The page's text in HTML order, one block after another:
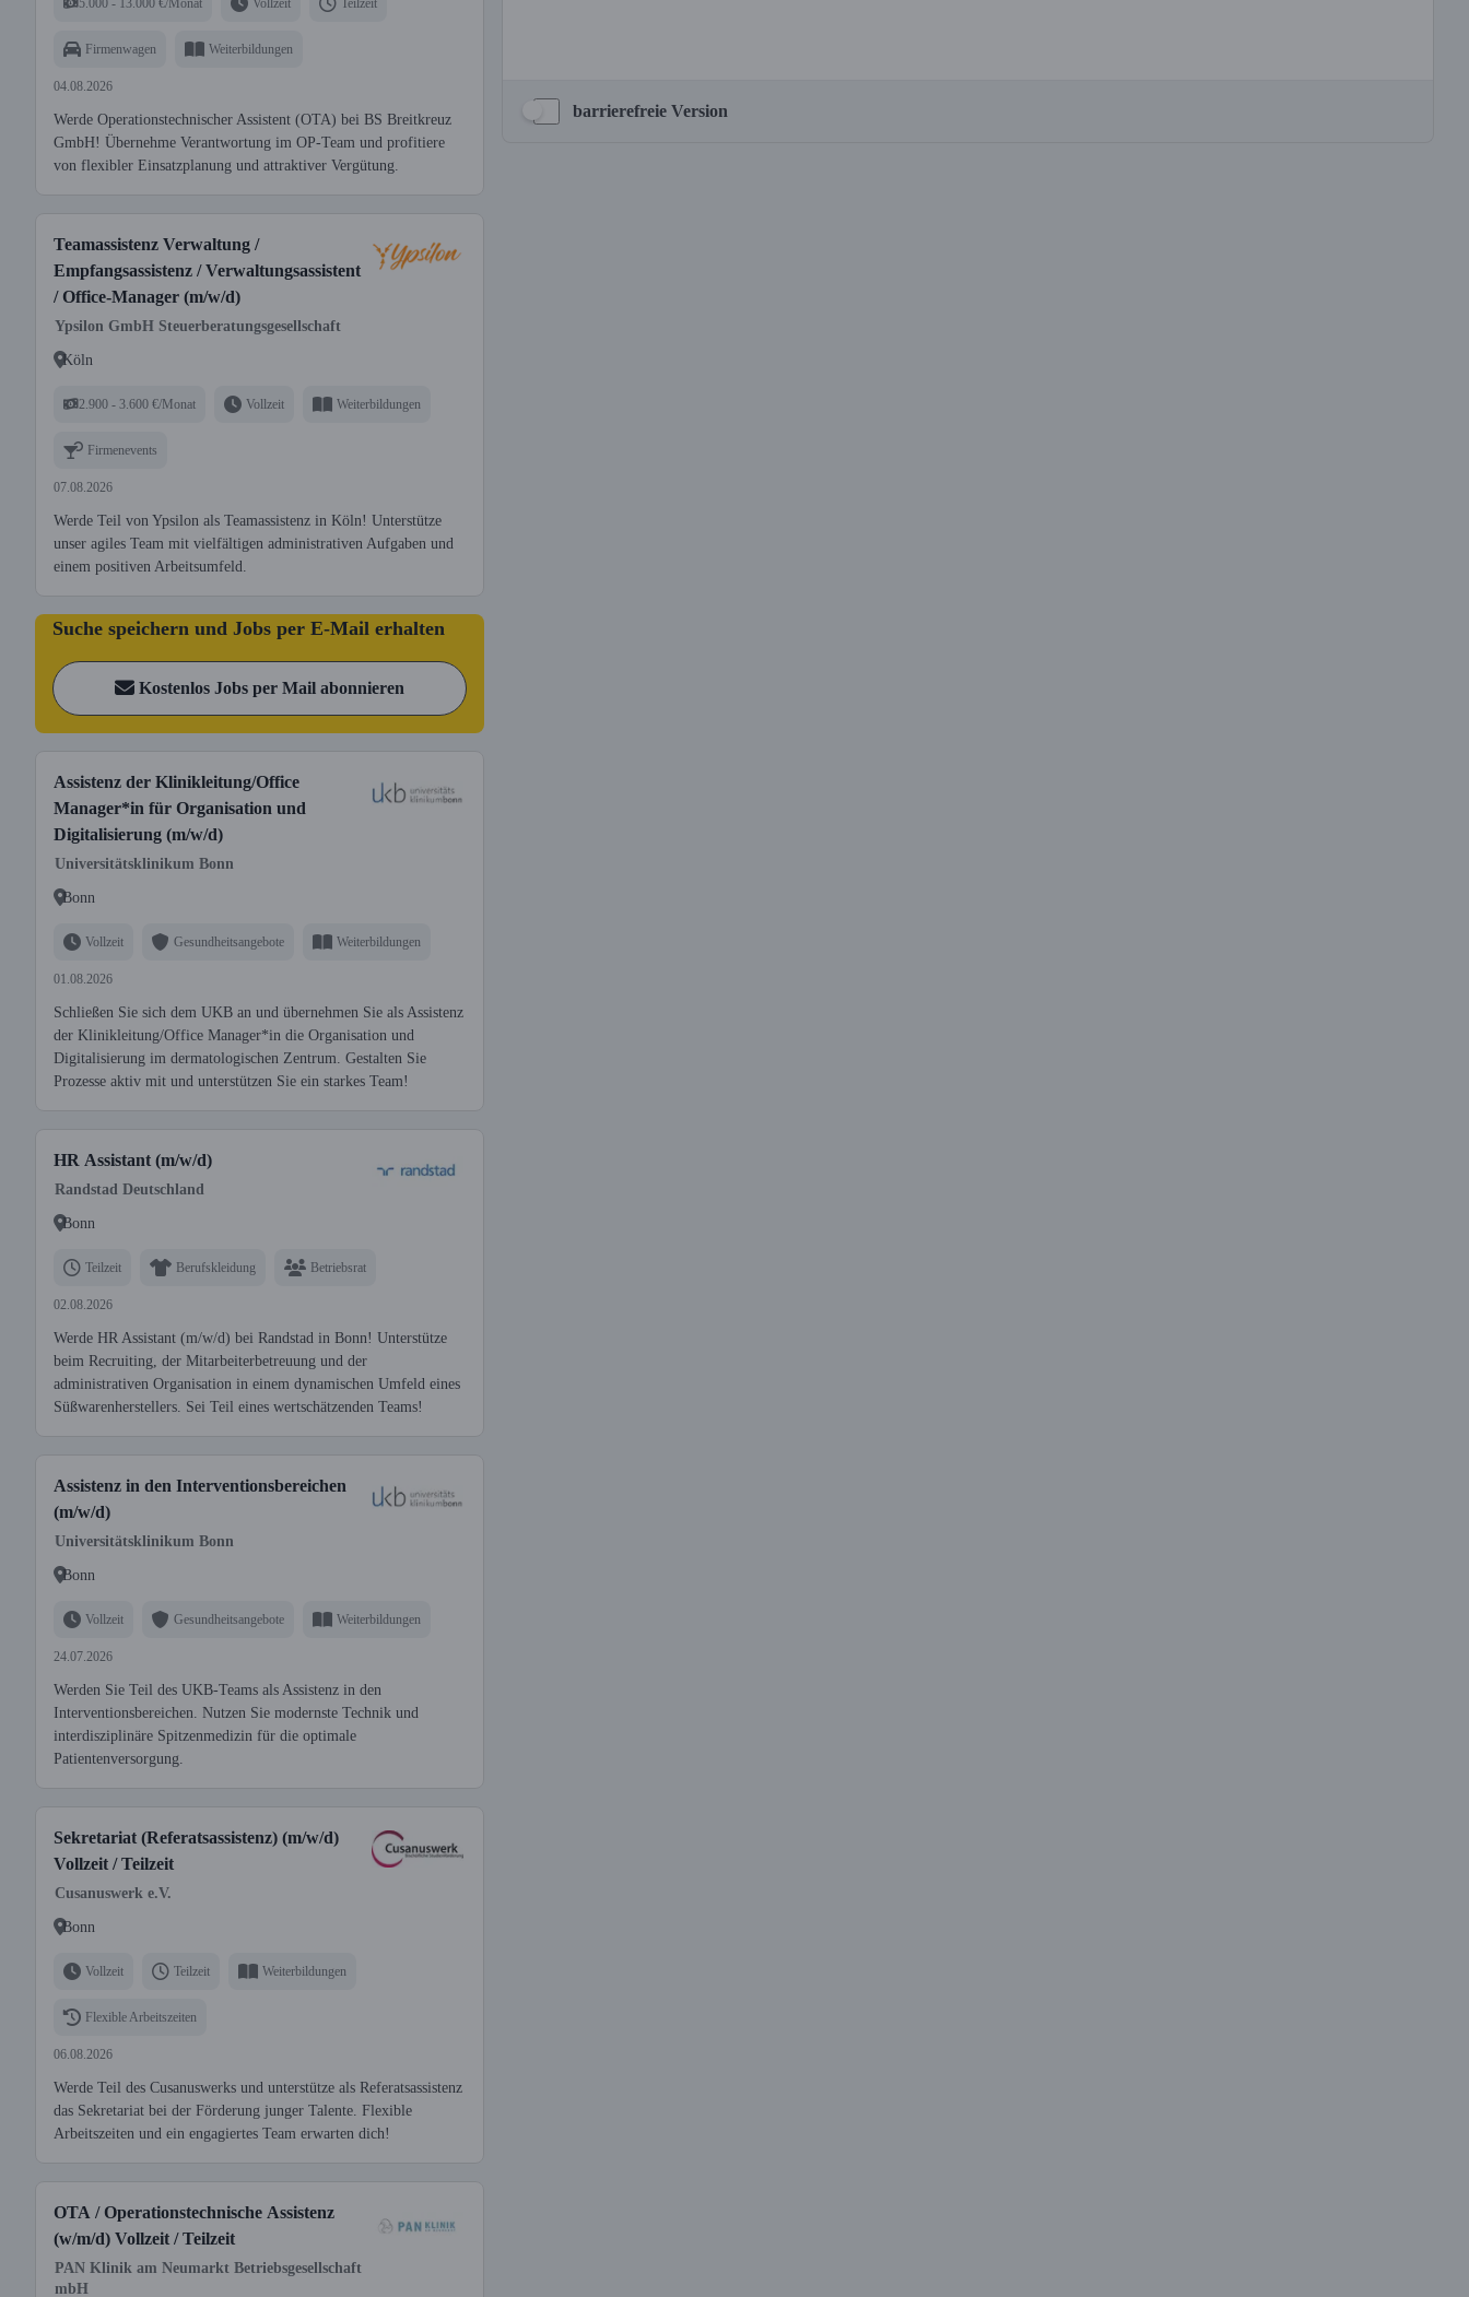
Firmenwagen Weiterbildungen
04.08.2026
Werde Operationstechnischer Assistent (OTA) bei BS Breitkreuz
GmbH! Übernehme Verantwortung im OP-Team und profitiere
von flexibler Einsatzplanung und attraktiver Vergütung.
Teamassistenz Verwaltung /
Empfangsassistenz / Verwaltungsassistent
/ Office-Manager (m/w/d)
Ypsilon GmbH Steuerberatungsgesellschaft
Köln
2.900 - 3.600 €/Monat Vollzeit Weiterbildungen
Firmenevents
07.08.2026
Werde Teil von Ypsilon als Teamassistenz in Köln! Unterstütze
unser agiles Team mit vielfältigen administrativen Aufgaben und
einem positiven Arbeitsumfeld.
Suche speichern und Jobs per E-Mail erhalten
Kostenlos Jobs per Mail abonnieren
Assistenz der Klinikleitung/Office
Manager*in für Organisation und
Digitalisierung (m/w/d)
Universitätsklinikum Bonn
Bonn
Vollzeit Gesundheitsangebote Weiterbildungen
01.08.2026
Schließen Sie sich dem UKB an und übernehmen Sie als Assistenz
der Klinikleitung/Office Manager*in die Organisation und
Digitalisierung im dermatologischen Zentrum. Gestalten Sie
Prozesse aktiv mit und unterstützen Sie ein starkes Team!
HR Assistant (m/w/d)
Randstad Deutschland
Bonn
Teilzeit Berufskleidung Betriebsrat
02.08.2026
Werde HR Assistant (m/w/d) bei Randstad in Bonn! Unterstütze
beim Recruiting, der Mitarbeiterbetreuung und der
administrativen Organisation in einem dynamischen Umfeld eines
Süßwarenherstellers. Sei Teil eines wertschätzenden Teams!
Assistenz in den Interventionsbereichen
(m/w/d)
Universitätsklinikum Bonn
Bonn
Vollzeit Gesundheitsangebote Weiterbildungen
24.07.2026
Werden Sie Teil des UKB-Teams als Assistenz in den
Interventionsbereichen. Nutzen Sie modernste Technik und
interdisziplinäre Spitzenmedizin für die optimale
Patientenversorgung.
Sekretariat (Referatsassistenz) (m/w/d)
Vollzeit / Teilzeit
Cusanuswerk e.V.
Bonn
Vollzeit Teilzeit Weiterbildungen
Flexible Arbeitszeiten
06.08.2026
Werde Teil des Cusanuswerks und unterstütze als Referatsassistenz
das Sekretariat bei der Förderung junger Talente. Flexible
Arbeitszeiten und ein engagiertes Team erwarten dich!
OTA / Operationstechnische Assistenz
(w/m/d) Vollzeit / Teilzeit
PAN Klinik am Neumarkt Betriebsgesellschaft
mbH
barrierefreie Version